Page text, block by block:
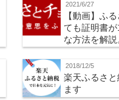
2021/6/27
【動画】ふ
ても証明書
な方法を解説
2018/12/5
楽天ふるさ
ます